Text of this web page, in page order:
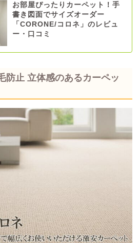
お部屋ぴったりカーペット！手
書き図面でサイズオーダー
「CORONE/コロネ」のレビュ
ー・口コミ
防止 立体感のあるカーペッ